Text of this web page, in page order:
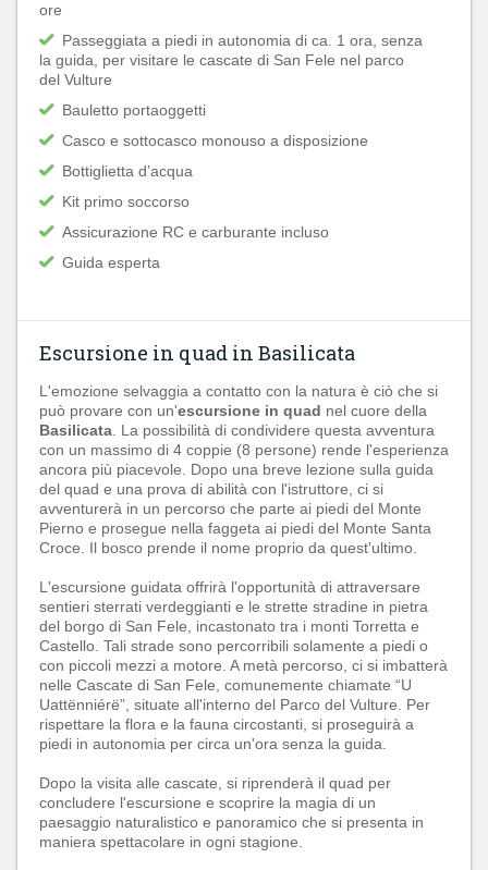
ore
Passeggiata a piedi in autonomia di ca. 1 ora, senza
la guida, per visitare le cascate di San Fele nel parco
del Vulture
Bauletto portaoggetti
Casco e sottocasco monouso a disposizione
Bottiglietta d’acqua
Kit primo soccorso
Assicurazione RC e carburante incluso
Guida esperta
Escursione in quad in Basilicata
L'emozione selvaggia a contatto con la natura è ciò che si
può provare con un'escursione in quad nel cuore della
Basilicata . La possibilità di condividere questa avventura
con un massimo di 4 coppie (8 persone) rende l'esperienza
ancora più piacevole. Dopo una breve lezione sulla guida
del quad e una prova di abilità con l'istruttore, ci si
avventurerà in un percorso che parte ai piedi del Monte
Pierno e prosegue nella faggeta ai piedi del Monte Santa
Croce. Il bosco prende il nome proprio da quest'ultimo.
L'escursione guidata offrirà l'opportunità di attraversare
sentieri sterrati verdeggianti e le strette stradine in pietra
del borgo di San Fele, incastonato tra i monti Torretta e
Castello. Tali strade sono percorribili solamente a piedi o
con piccoli mezzi a motore. A metà percorso, ci si imbatterà
nelle Cascate di San Fele, comunemente chiamate “U
Uattënniérë”, situate all'interno del Parco del Vulture. Per
rispettare la flora e la fauna circostanti, si proseguirà a
piedi in autonomia per circa un'ora senza la guida.
Dopo la visita alle cascate, si riprenderà il quad per
concludere l'escursione e scoprire la magia di un
paesaggio naturalistico e panoramico che si presenta in
maniera spettacolare in ogni stagione.